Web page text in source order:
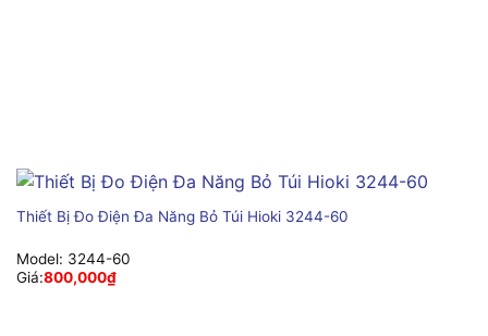
Thiết Bị Đo Điện Đa Năng Bỏ Túi Hioki 3244-60
Model: 3244-60
Giá:800,000₫